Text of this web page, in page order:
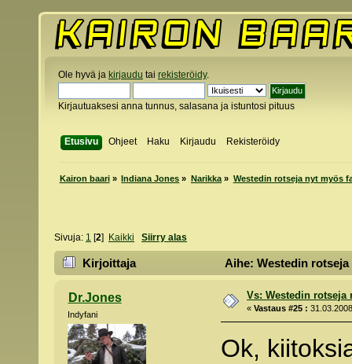
Ole hyvä ja kirjaudu tai rekisteröidy.
Kirjautuaksesi anna tunnus, salasana ja istuntosi pituus
Etusivu Ohjeet Haku Kirjaudu Rekisteröidy
Kairon baari» Indiana Jones » Narikka» Westedin rotseja nyt myös
Sivuja: 1 [2] Kaikki Siirry alas
Kirjoittaja Aihe: Westedin
Dr.Jones
Indyfani
Vs: Westedin rotseja
«Vastaus #25 :
Ok,